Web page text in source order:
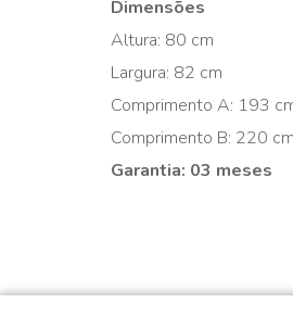
Dimensões
Altura: 80 cm
Largura: 82 cm
Comprimento A: 193
Comprimento B: 220 cm
Garantia: 03 meses